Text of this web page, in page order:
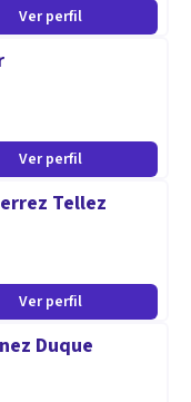
Ver perfil
Ver perfil
Tellez
Ver perfil
Duque